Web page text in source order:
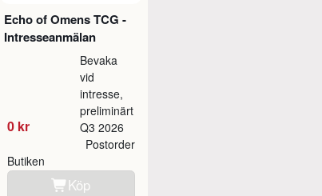
Echo of Omens TCG -
Intresseanmälan
0 kr
Bevaka
vid
intresse,
preliminärt
Q3 2026
Butiken
Postorder
Köp